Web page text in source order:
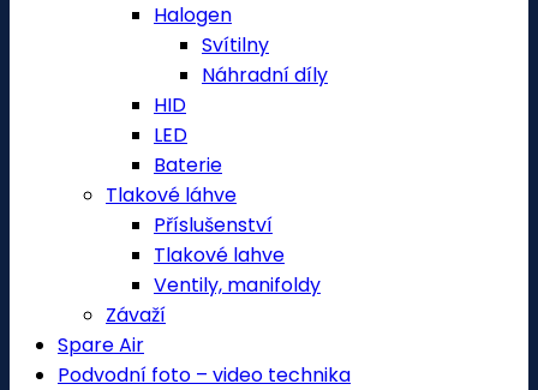
Halogen
Svítilny
Náhradní díly
HID
LED
Baterie
Tlakové láhve
Příslušenství
Tlakové lahve
Ventily, manifoldy
Závaží
Spare Air
Podvodní foto – video technika